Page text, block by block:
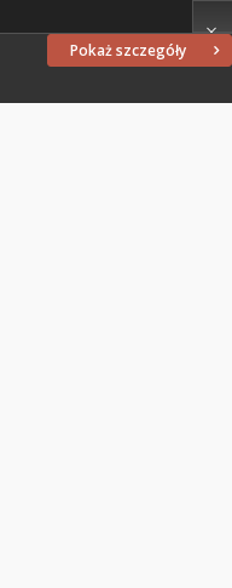
Pokaż szczegóły